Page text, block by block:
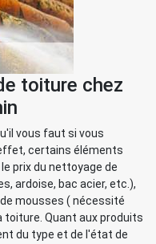
toiture chez
vous faut si vous
certains éléments
prix du nettoyage de
ardoise, bac acier, etc.),
mousses ( nécessité
toiture. Quant aux produits
du type et de l'état de